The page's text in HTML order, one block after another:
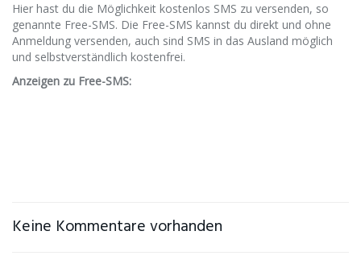
Hier hast du die Möglichkeit kostenlos SMS zu versenden, so
genannte Free-SMS. Die Free-SMS kannst du direkt und ohne
Anmeldung versenden, auch sind SMS in das Ausland möglich
und selbstverständlich kostenfrei.
Anzeigen zu Free-SMS:
Keine Kommentare vorhanden